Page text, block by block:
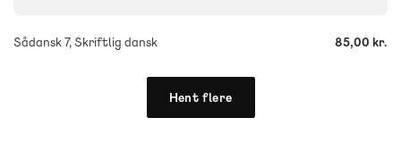
Sådansk 7, Skriftlig dansk 85,00 kr.
Hent flere